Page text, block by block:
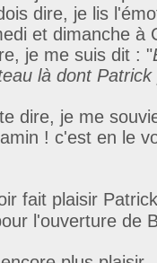
dire, je lis
et dimanche à
je me suis dit : "
là dont
dire, je me
! c'est en le
fait plaisir
l'ouverture de